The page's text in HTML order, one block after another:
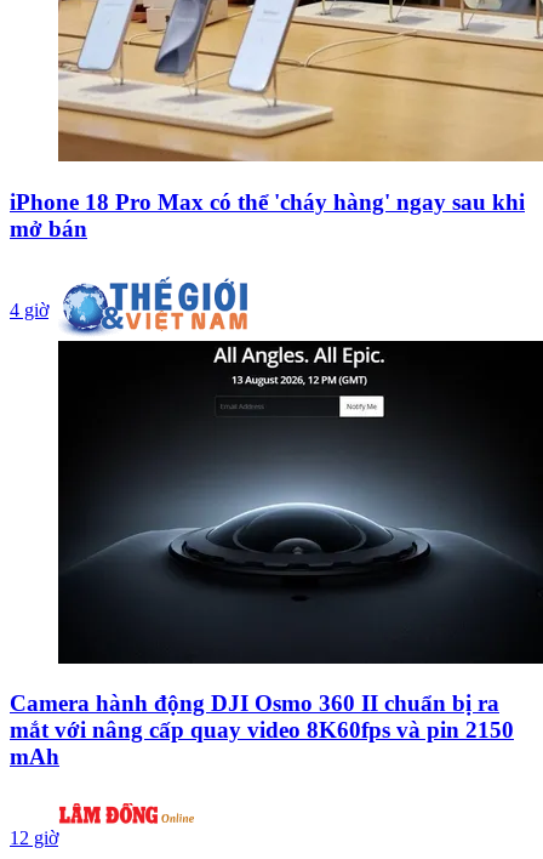
iPhone 18 Pro Max có thể 'cháy hàng' ngay sau khi
mở bán
4 giờ
Camera hành động DJI Osmo 360 II chuẩn bị ra
mắt với nâng cấp quay video 8K60fps và pin 2150
mAh
12 giờ